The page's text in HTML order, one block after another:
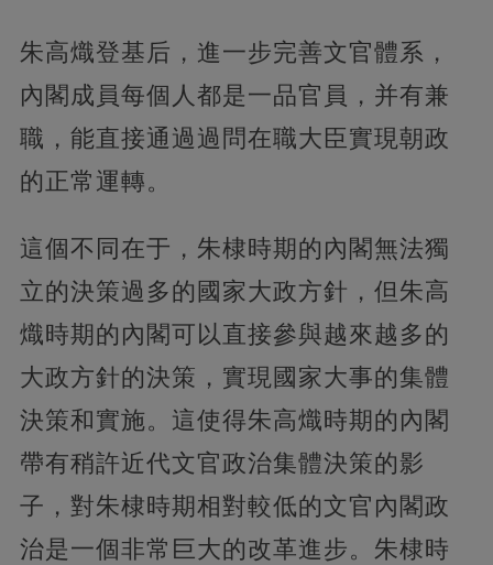
朱高熾登基后，進一步完善文官體系，
內閣成員每個人都是一品官員，并有兼
職，能直接通過過問在職大臣實現朝政
的正常運轉。
這個不同在于，朱棣時期的內閣無法獨
立的決策過多的國家大政方針，但朱高
熾時期的內閣可以直接參與越來越多的
大政方針的決策，實現國家大事的集體
決策和實施。這使得朱高熾時期的內閣
帶有稍許近代文官政治集體決策的影
子，對朱棣時期相對較低的文官內閣政
治是一個非常巨大的改革進步。朱棣時